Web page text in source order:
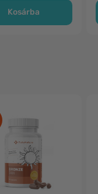
Kosárba